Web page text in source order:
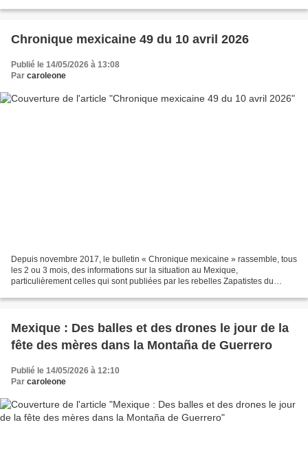
Chronique mexicaine 49 du 10 avril 2026
Publié le 14/05/2026 à 13:08
Par caroleone
Depuis novembre 2017, le bulletin « Chronique mexicaine » rassemble, tous
les 2 ou 3 mois, des informations sur la situation au Mexique,
particulièrement celles qui sont publiées par les rebelles Zapatistes du
Mexique : Des balles et des drones le jour de la
fête des mères dans la Montaña de Guerrero
Publié le 14/05/2026 à 12:10
Par caroleone